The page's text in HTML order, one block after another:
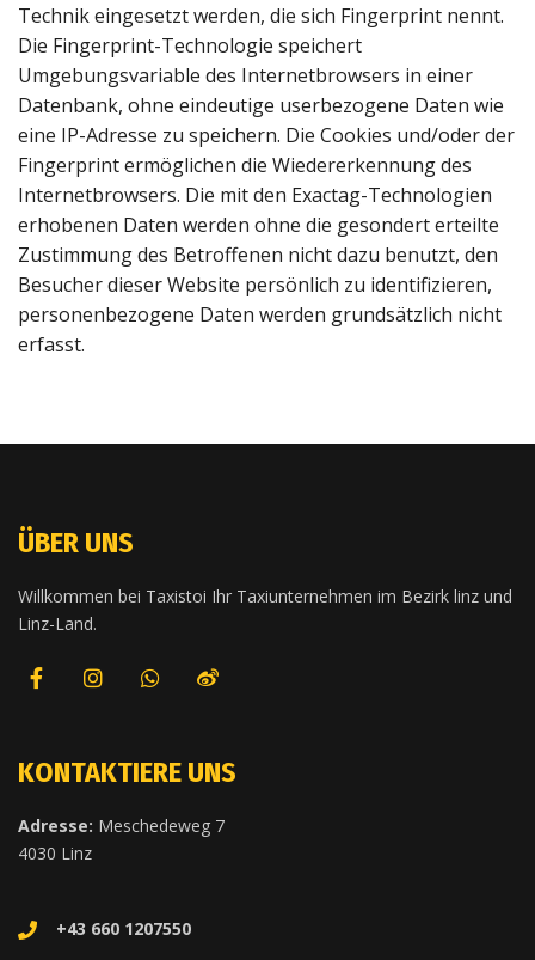
Technik eingesetzt werden, die sich Fingerprint nennt.
Die Fingerprint-Technologie speichert
Umgebungsvariable des Internetbrowsers in einer
Datenbank, ohne eindeutige userbezogene Daten wie
eine IP-Adresse zu speichern. Die Cookies und/oder der
Fingerprint ermöglichen die Wiedererkennung des
Internetbrowsers. Die mit den Exactag-Technologien
erhobenen Daten werden ohne die gesondert erteilte
Zustimmung des Betroffenen nicht dazu benutzt, den
Besucher dieser Website persönlich zu identifizieren,
personenbezogene Daten werden grundsätzlich nicht
erfasst.
ÜBER UNS
Willkommen bei Taxistoi Ihr Taxiunternehmen im Bezirk linz und
Linz-Land.
KONTAKTIERE UNS
Adresse: Meschedeweg 7
4030 Linz
+43 660 1207550